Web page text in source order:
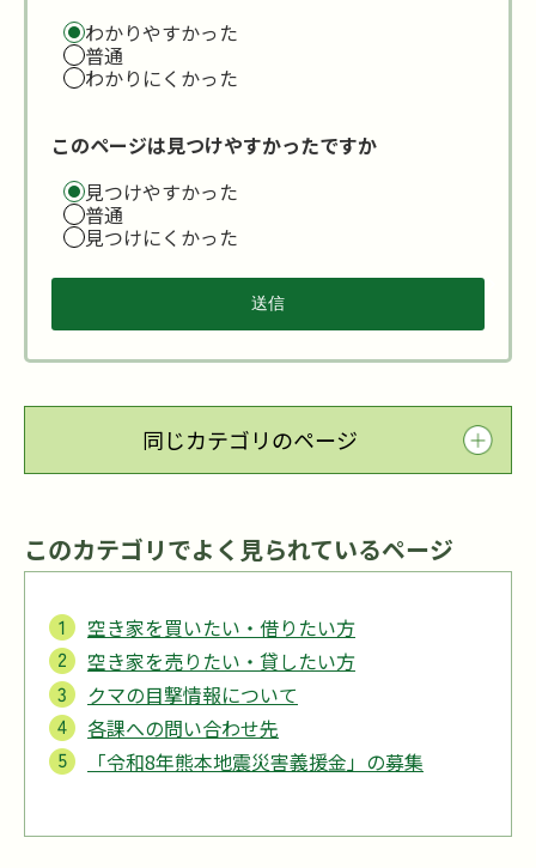
わかりやすかった
普通
わかりにくかった
このページは見つけやすかったですか
見つけやすかった
普通
見つけにくかった
同じカテゴリのページ
このカテゴリでよく見られているページ
空き家を買いたい・借りたい方
空き家を売りたい・貸したい方
クマの目撃情報について
各課への問い合わせ先
「令和8年熊本地震災害義援金」の募集